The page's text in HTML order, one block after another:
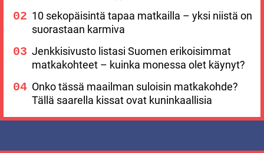
10 sekopäisintä tapaa matkailla – yksi niistä on
suorastaan karmiva
Jenkkisivusto listasi Suomen erikoisimmat
matkakohteet – kuinka monessa olet käynyt?
Onko tässä maailman suloisin matkakohde?
Tällä saarella kissat ovat kuninkaallisia